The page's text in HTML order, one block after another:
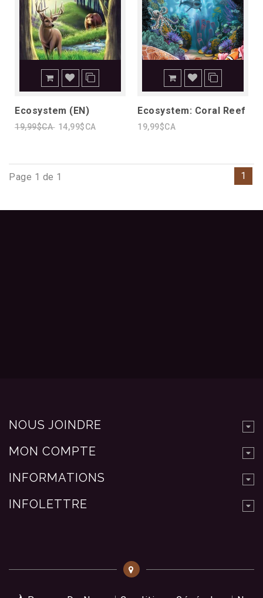
Ecosystem (EN)
19,99$CA 14,99$CA
Ecosystem: Coral Reef
19,99$CA
Page 1 de 1 1
NOUS JOINDRE
MON COMPTE
INFORMATIONS
INFOLETTRE